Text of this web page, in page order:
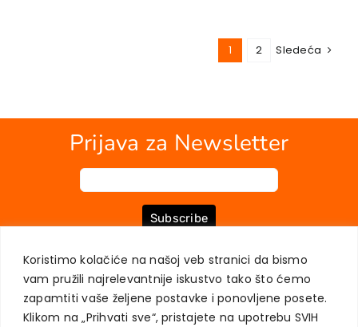
Koristimo kolačiće na našoj veb stranici da bismo
vam pružili najrelevantnije iskustvo tako što ćemo
zapamtiti vaše željene postavke i ponovljene posete.
Klikom na „Prihvati sve“, pristajete na upotrebu SVIH
1 2 Sledeća
Prijava za Newsletter
Subscribe
O NAMA KNJIGE MOJ NALOG KONTAKT
USLOVI KUPOVINE
ZAŠTITA PRIVATNOSTI KORISNIKA